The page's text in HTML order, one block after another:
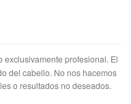
Koleston Perfect
cálido con destellos
exclusivamente profesional. El
del cabello. No nos hacemos
o resultados no deseados.